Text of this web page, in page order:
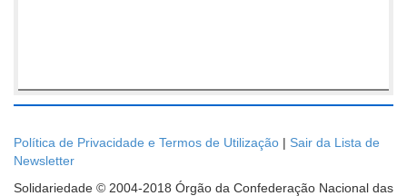
Política de Privacidade e Termos de Utilização | Sair da Lista de
Newsletter
Solidariedade © 2004-2018 Órgão da Confederação Nacional das